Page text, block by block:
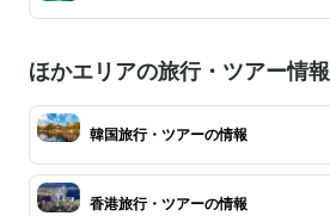
ほかエリアの旅行・ツアー情報
韓国旅行・ツアーの情報
香港旅行・ツアーの情報